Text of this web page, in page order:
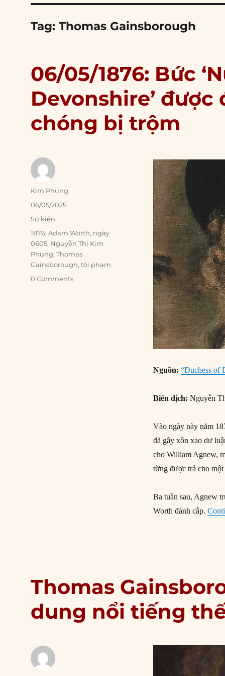
Tag:Thomas Gainsborough
06/05/1876: Bức
Devonshire’
chóng bị trộm
Nguồn:“Duchess of
Biên dịch:Nguyễn
Vào ngày này năm
đã gây xôn xao dư
cho William Agnew,
từng được trả cho
Ba tuần sau, Agnew
Worth đánh cắp.
Author
Kim Phụng
Posted
06/05/2025
Categories
Sự kiện
Tags
1876,Adam Worth, ngày
0605, Nguyễn Thị Kim
Phụng,Thomas
Gainsborough,tội phạm
0 Comments
Thomas
dung nổi tiếng